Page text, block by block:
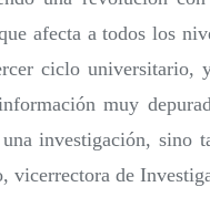
afecta a todos los
ciclo
muy
investigación, sino
vicerrectora de